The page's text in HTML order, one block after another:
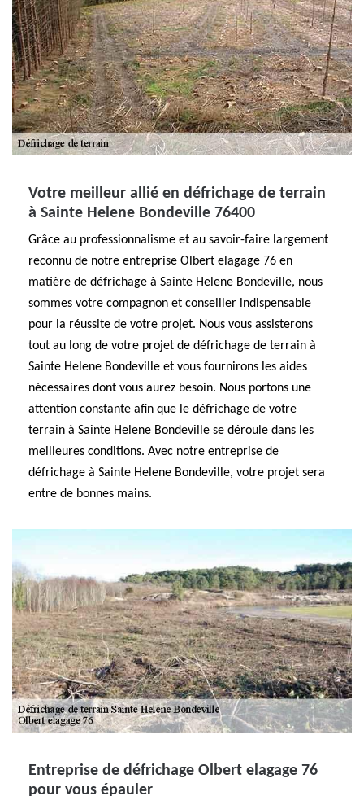
Votre meilleur allié en défrichage de terrain
à Sainte Helene Bondeville 76400
Grâce au professionnalisme et au savoir-faire largement
reconnu de notre entreprise Olbert elagage 76 en
matière de défrichage à Sainte Helene Bondeville, nous
sommes votre compagnon et conseiller indispensable
pour la réussite de votre projet. Nous vous assisterons
tout au long de votre projet de défrichage de terrain à
Sainte Helene Bondeville et vous fournirons les aides
nécessaires dont vous aurez besoin. Nous portons une
attention constante afin que le défrichage de votre
terrain à Sainte Helene Bondeville se déroule dans les
meilleures conditions. Avec notre entreprise de
défrichage à Sainte Helene Bondeville, votre projet sera
entre de bonnes mains.
Entreprise de défrichage Olbert elagage 76
pour vous épauler